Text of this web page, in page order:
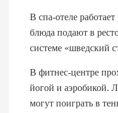
В спа-отеле
блюда подают в
системе «шведский
В фитнес-центре
йогой и аэробикой.
могут поиграть в